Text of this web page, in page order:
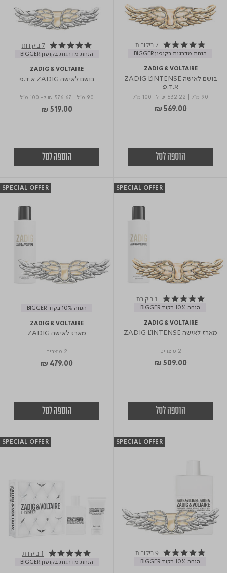
5.0 star rating 7 ביקורות
הנחת מדרגות בקופון BIGGER
ZADIG & VOLTAIRE
בושם לאישה ZADIG L'INTENSE
א.ד.פ
90 מ"ל ₪ 632.22 ל- 100 מ"ל
₪ 569.00
הוספה לסל
5.0 star rating 7 ביקורות
הנחת מדרגות בקופון BIGGER
ZADIG & VOLTAIRE
בושם לאישה ZADIG א.ד.פ
90 מ"ל ₪ 576.67 ל- 100 מ"ל
₪ 519.00
הוספה לסל
5.0 star rating 1 ביקורת
הנחה 10% בקוד BIGGER
SPECIAL OFFER
ZADIG & VOLTAIRE
מארז לאישה ZADIG L'INTENSE
2 מוצרים
₪ 509.00
הוספה לסל
הנחה 10% בקוד BIGGER
SPECIAL OFFER
ZADIG & VOLTAIRE
מארז לאישה ZADIG
2 מוצרים
₪ 479.00
הוספה לסל
5.0 star rating 9 ביקורות
הנחה 10% בקוד BIGGER
SPECIAL OFFER
5.0 star rating 1 ביקורת
הנחת מדרגות בקופון BIGGER
SPECIAL OFFER